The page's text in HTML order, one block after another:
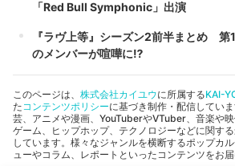
「Red Bull Symphonic」出演
『ラヴ上等』シーズン2前半まとめ 第
のメンバーが喧嘩に⁉︎
このページは、 株式会社カイユウに所属するKAI-
た コンテンツポリシーに基づき制作・配信してい
芸、アニメや漫画、YouTuberやVTuber、音楽や映
ゲーム、ヒップホップ、テクノロジーなどに関す
しています。様々なジャンルを横断するポップカ
ューやコラム、レポートといったコンテンツをお届